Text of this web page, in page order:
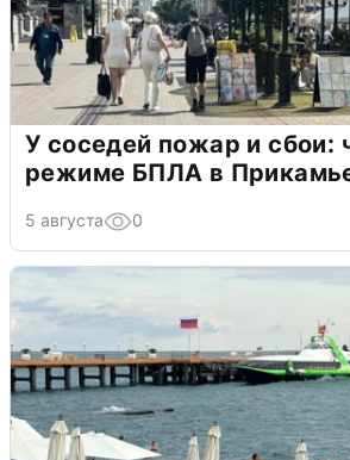
У соседей пожар и сбои:
режиме БПЛА в
5 августа 0